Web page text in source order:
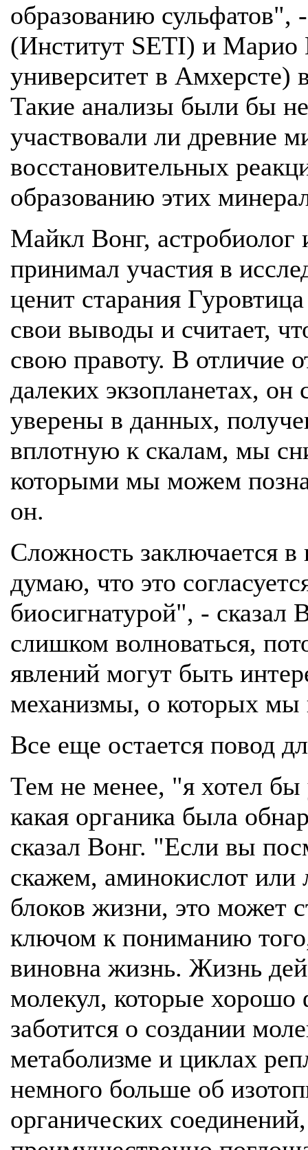
образованию
(Институт SETI) и Марио
университет в Амхерсте)
Такие анализы были бы
участвовали ли древние
восстановительных
образованию этих
Майкл Вонг, астробиолог
принимал участия в
ценит старания
свои выводы и считает,
свою правоту. В отличие
далеких экзопланетах,
уверены в данных,
вплотную к скалам, мы
которыми мы можем
он.
Сложность заключается
думаю, что это
биосигнатурой", - сказал
слишком волноваться,
явлений могут быть
механизмы, о которых мы
Все еще остается повод
Тем не менее, "я хотел
какая органика была
сказал Вонг. "Если вы
скажем, аминокислот или
блоков жизни, это может
ключом к пониманию
виновна жизнь. Жизнь
молекул, которые
заботится о создании
метаболизме и циклах
немного больше об
органических